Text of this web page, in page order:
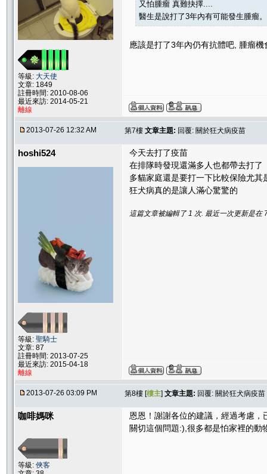
等級: 大天使
文章: 1849
註冊時間: 2010-08-06
最近來訪: 2014-05-21
離線
又怕腫瘤 真難抉擇....
醫生是說打了3年內有可能發生腫瘤。
應該是打了3年內仍有抗體吧, 腫瘤
2013-07-26 12:32 AM 第7樓 文章主題: 回覆: 關於狂犬病疫苗
hoshi524
等級: 聖騎士
文章: 87
註冊時間: 2013-07-25
最近來訪: 2015-04-18
離線
今天去打了疫苗
在排隊時發現還滿多人也都帶去打了
多貓家庭還是要打一下比較保險尤其
狂犬病真的是讓人滿心驚驚的
這篇文章被編輯了 1 次. 最近一次更新是在
2013-07-26 03:09 PM 第8樓 [樓主] 文章主題: 回覆: 關於狂犬病疫苗
咖啡媽咪
等級: 俠客
恩恩！謝謝各位的建議，經過考慮
關切這個問題:),很多都是怕家裡的